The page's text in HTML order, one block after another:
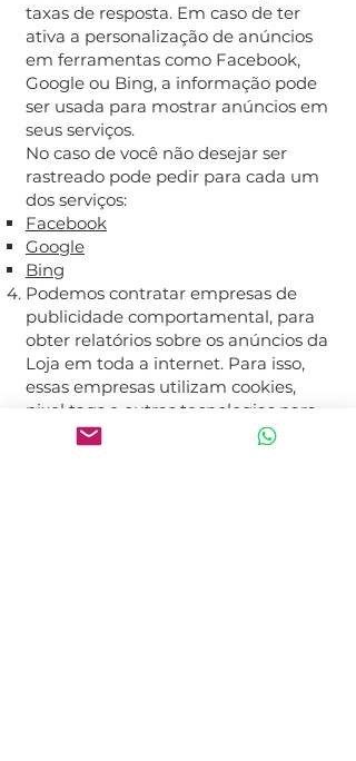
taxas de resposta. Em caso de ter
ativa a personalização de anúncios
em ferramentas como Facebook,
Google ou Bing, a informação pode
ser usada para mostrar anúncios em
seus serviços.
No caso de você não desejar ser
rastreado pode pedir para cada um
dos serviços:
Facebook
Google
Bing
Podemos contratar empresas de
publicidade comportamental, para
obter relatórios sobre os anúncios da
Loja em toda a internet. Para isso,
essas empresas utilizam cookies,
pixel tags e outras tecnologias para
coletar informações sobre a sua